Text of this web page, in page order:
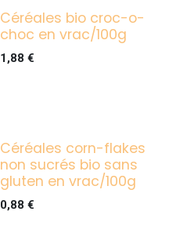
Céréales bio croc-o-
choc en vrac/100g
1,88 €
Céréales corn-flakes
non sucrés bio sans
gluten en vrac/100g
0,88 €